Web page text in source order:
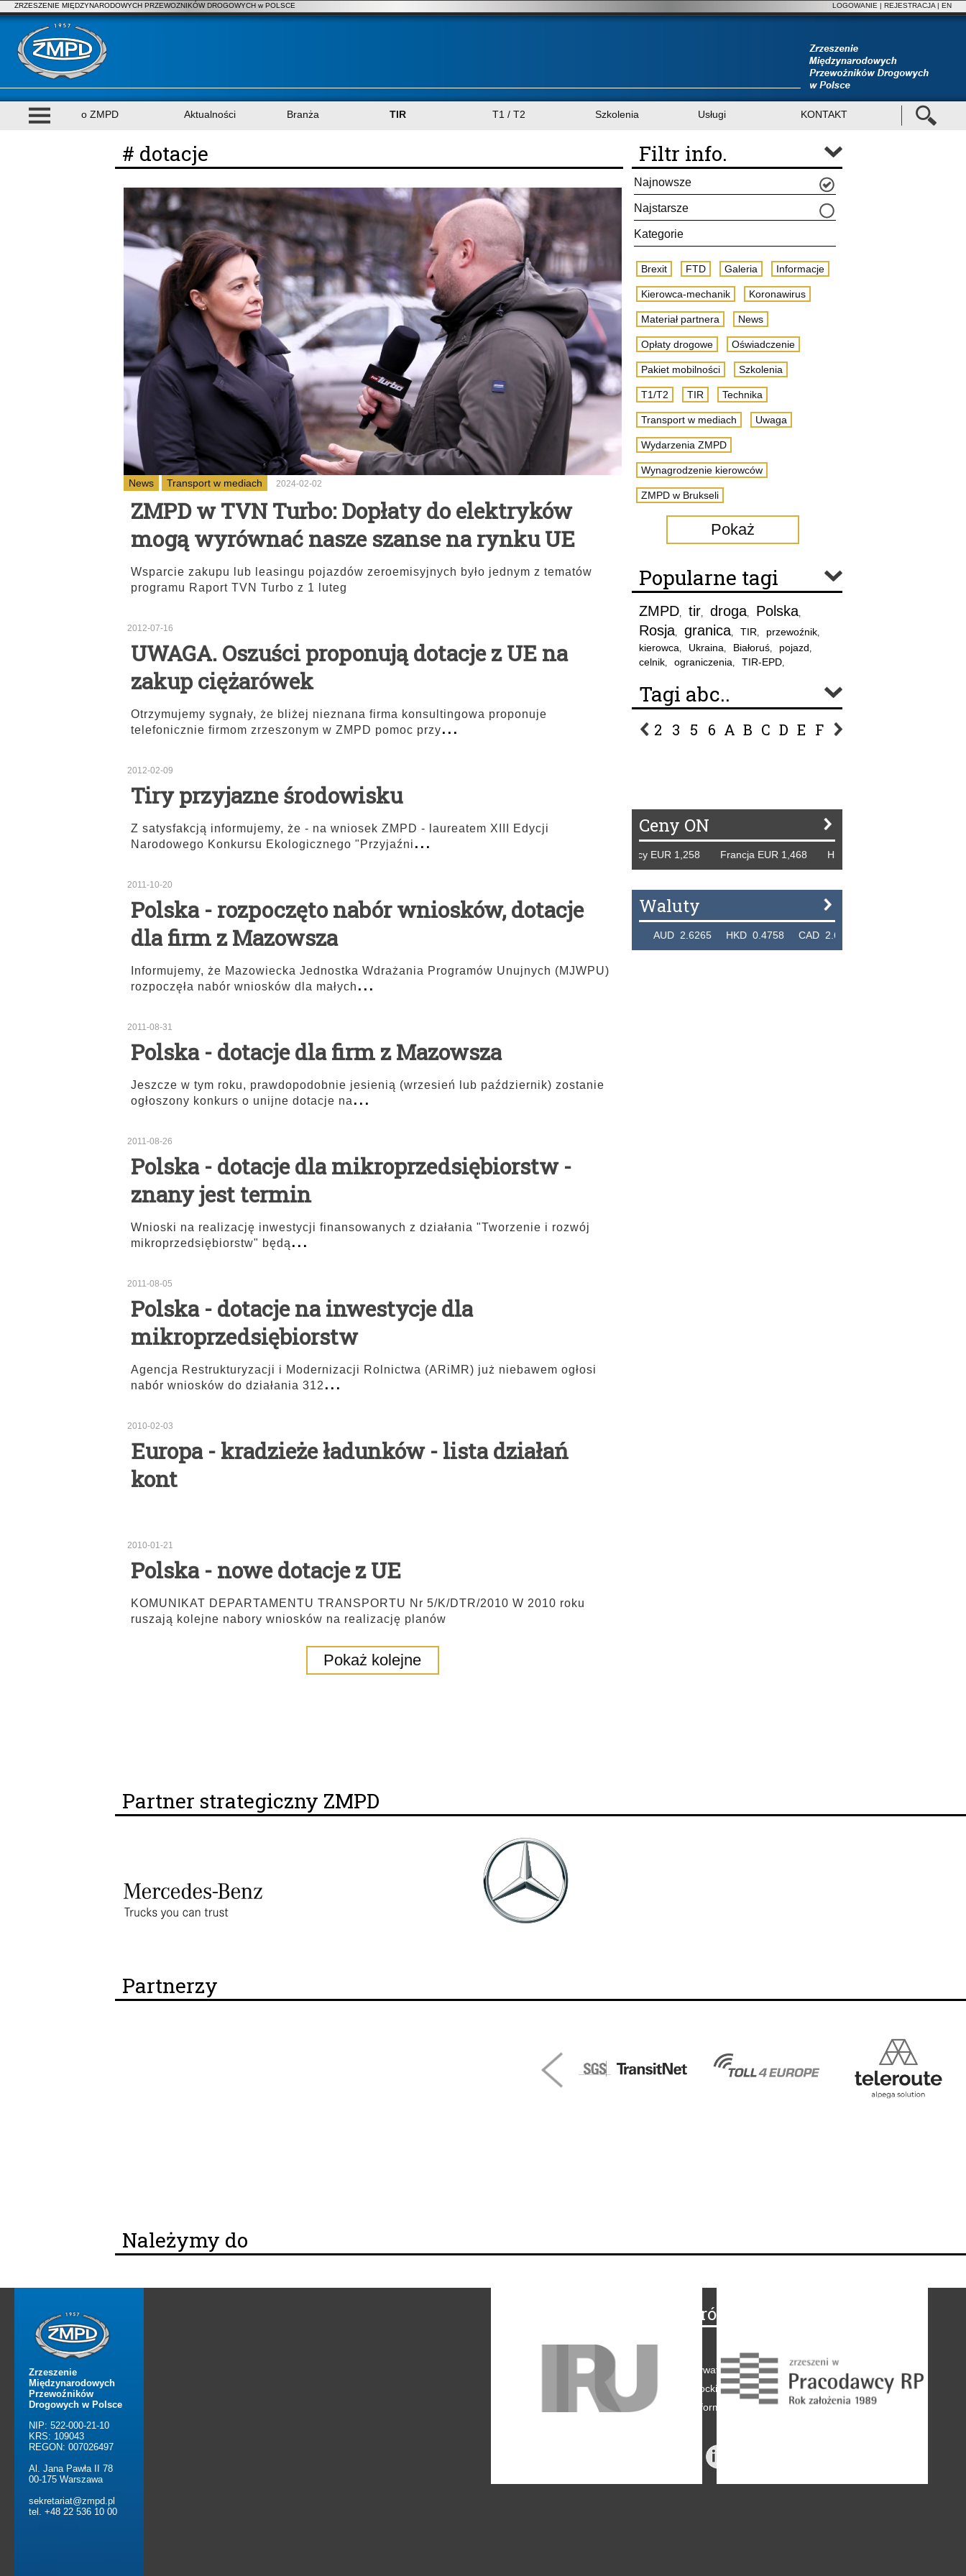
ZRZESZENIE MIĘDZYNARODOWYCH PRZEWOZNIKÓW DROGOWYCH w POLSCE LOGOWANIE | REJESTRACJA | EN
o ZMPD Aktualności Branża TIR T1 / T2 Szkolenia Usługi KONTAKT
# dotacje
News Transport w mediach 2024-02-02
ZMPD w TVN Turbo: Dopłaty do elektryków
mogą wyrównać nasze szanse na rynku UE
Wsparcie zakupu lub leasingu pojazdów zeroemisyjnych było jednym z tematów
programu Raport TVN Turbo z 1 luteg
2012-07-16
UWAGA. Oszuści proponują dotacje z UE na
zakup ciężarówek
Otrzymujemy sygnały, że bliżej nieznana firma konsultingowa proponuje
telefonicznie firmom zrzeszonym w ZMPD pomoc przy...
2012-02-09
Tiry przyjazne środowisku
Z satysfakcją informujemy, że - na wniosek ZMPD - laureatem XIII Edycji
Narodowego Konkursu Ekologicznego "Przyjaźni...
2011-10-20
Polska - rozpoczęto nabór wniosków, dotacje
dla firm z Mazowsza
Informujemy, że Mazowiecka Jednostka Wdrażania Programów Unujnych (MJWPU)
rozpoczęła nabór wniosków dla małych...
2011-08-31
Polska - dotacje dla firm z Mazowsza
Jeszcze w tym roku, prawdopodobnie jesienią (wrzesień lub październik) zostanie
ogłoszony konkurs o unijne dotacje na ...
2011-08-26
Polska - dotacje dla mikroprzedsiębiorstw -
znany jest termin
Wnioski na realizację inwestycji finansowanych z działania "Tworzenie i rozwój
mikroprzedsiębiorstw" będą...
2011-08-05
Polska - dotacje na inwestycje dla
mikroprzedsiębiorstw
Agencja Restrukturyzacji i Modernizacji Rolnictwa (ARiMR) już niebawem ogłosi
nabór wniosków do działania 312 ...
2010-02-03
Europa - kradzieże ładunków - lista działań
kont
2010-01-21
Polska - nowe dotacje z UE
KOMUNIKAT DEPARTAMENTU TRANSPORTU Nr 5/K/DTR/2010 W 2010 roku
ruszają kolejne nabory wniosków na realizację planów
Pokaż kolejne
Filtr info.
Najnowsze
Najstarsze
Kategorie
Brexit FTD Galeria Informacje
Kierowca-mechanik Koronawirus
Materiał partnera News
Opłaty drogowe Oświadczenie
Pakiet mobilności Szkolenia
T1/T2 TIR Technika
Transport w mediach Uwaga
Wydarzenia ZMPD
Wynagrodzenie kierowców
ZMPD w Brukseli
Pokaż
Popularne tagi
ZMPD, tir, droga, Polska,
Rosja, granica, TIR, przewoźnik,
kierowca, Ukraina, Białoruś, pojazd,
celnik, ograniczenia, TIR-EPD,
Tagi abc..
2 3 5 6 A B C D E F G
Ceny ON
Tydzień 42/2019 r. Niemcy EUR 1,258 Francja EUR 1,468 Hiszpania EUR 1,229 WB
Waluty
THB 0.1129 USD 3.7324 AUD 2.6265 HKD 0.4758 CAD 2.6618 NZD 2.1914 SGD
Partner strategiczny ZMPD
Partnerzy
Należymy do
Zrzeszenie
Międzynarodowych
Przewoźników
Drogowych w Polsce
NIP: 522-000-21-10
KRS: 109043
REGON: 007026497
Al. Jana Pawła II 78
00-175 Warszawa
sekretariat@zmpd.pl
tel. +48 22 536 10 00
Na skróty
Polityka prywatności
Polityka coockies
-Klauzule informacyjne